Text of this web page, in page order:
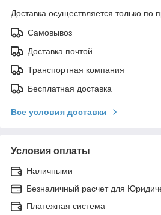
Доставка осуществляется только по
Самовывоз
Доставка почтой
Транспортная компания
Бесплатная доставка
Все условия доставки
Условия оплаты
Наличными
Безналичный расчет для
Платежная система